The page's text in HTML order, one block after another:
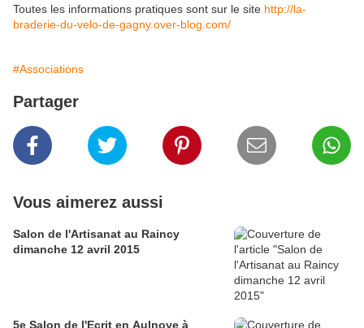
Toutes les informations pratiques sont sur le site http://la-
braderie-du-velo-de-gagny.over-blog.com/
#Associations
Partager
Vous aimerez aussi
Salon de l'Artisanat au Raincy
dimanche 12 avril 2015
5e Salon de l'Ecrit en Aulnoye à